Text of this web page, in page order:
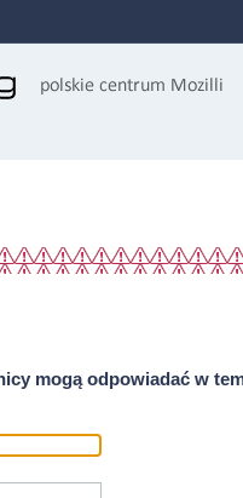
mogą odpowiadać w